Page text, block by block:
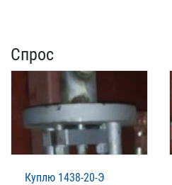
Спрос
Куплю 1438-20-Э